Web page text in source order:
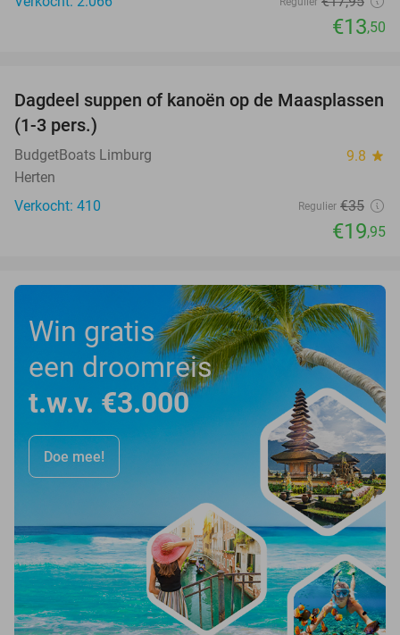
€13,50
43%
Dagdeel suppen of kanoën op de Maasplassen
(1-3 pers.)
BudgetBoats Limburg 9.8 star
Herten
Verkocht: 410
Regulier €35
€19,95
Win gratis
een droomreis
t.w.v. €3.000
Doe mee!